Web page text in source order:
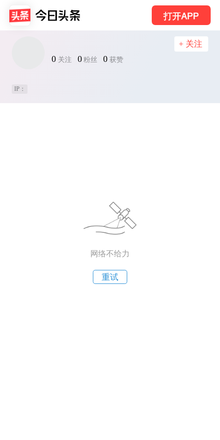
打开APP
0 关注 0 粉丝 0 获赞
+ 关注
IP：
网络不给力
重试